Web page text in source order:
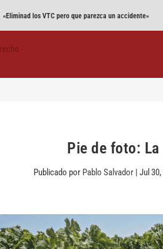
«Eliminad los VTC pero que parezca un accidente»
Pie de foto:
Publicado por Pablo Salvador| Jul